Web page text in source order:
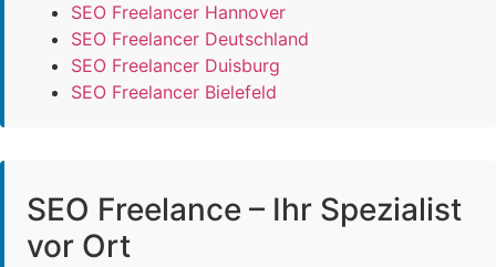
SEO Freelancer Hannover
SEO Freelancer Deutschland
SEO Freelancer Duisburg
SEO Freelancer Bielefeld
SEO Freelance – Ihr Spezialist
vor Ort